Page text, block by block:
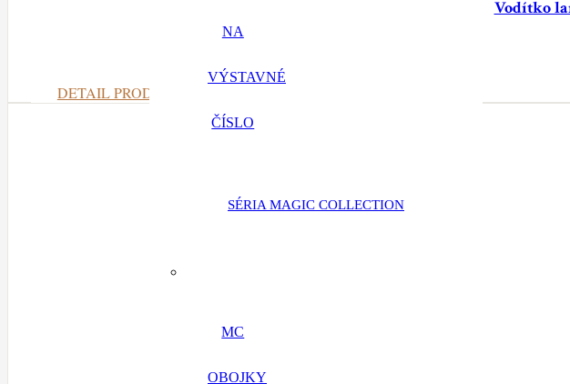
NA
VÝSTAVNÉ
ČÍSLO
SÉRIA MAGIC COLLECTION
MC
OBOJKY
Vodítko
DETAIL PRODUKTU